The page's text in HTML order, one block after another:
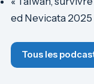
ed Nevicata 2025
Tous les